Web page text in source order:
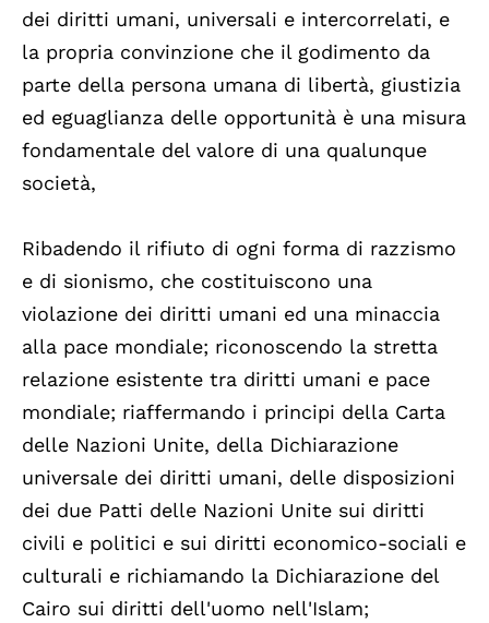
dei diritti umani, universali e intercorrelati, e
la propria convinzione che il godimento da
parte della persona umana di libertà, giustizia
ed eguaglianza delle opportunità è una misura
fondamentale del valore di una qualunque
società,
Ribadendo il rifiuto di ogni forma di razzismo
e di sionismo, che costituiscono una
violazione dei diritti umani ed una minaccia
alla pace mondiale; riconoscendo la stretta
relazione esistente tra diritti umani e pace
mondiale; riaffermando i principi della Carta
delle Nazioni Unite, della Dichiarazione
universale dei diritti umani, delle disposizioni
dei due Patti delle Nazioni Unite sui diritti
civili e politici e sui diritti economico-sociali e
culturali e richiamando la Dichiarazione del
Cairo sui diritti dell'uomo nell'Islam;